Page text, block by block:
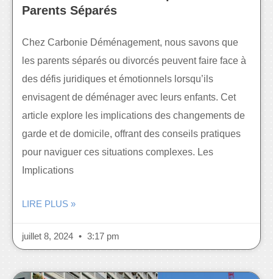
Parents Séparés
Chez Carbonie Déménagement, nous savons que
les parents séparés ou divorcés peuvent faire face à
des défis juridiques et émotionnels lorsqu’ils
envisagent de déménager avec leurs enfants. Cet
article explore les implications des changements de
garde et de domicile, offrant des conseils pratiques
pour naviguer ces situations complexes. Les
Implications
LIRE PLUS »
juillet 8, 2024 3:17 pm